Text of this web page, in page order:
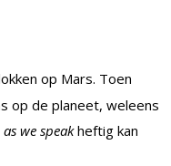
op Mars. Toen
op de planeet, weleens
as we speakheftig kan